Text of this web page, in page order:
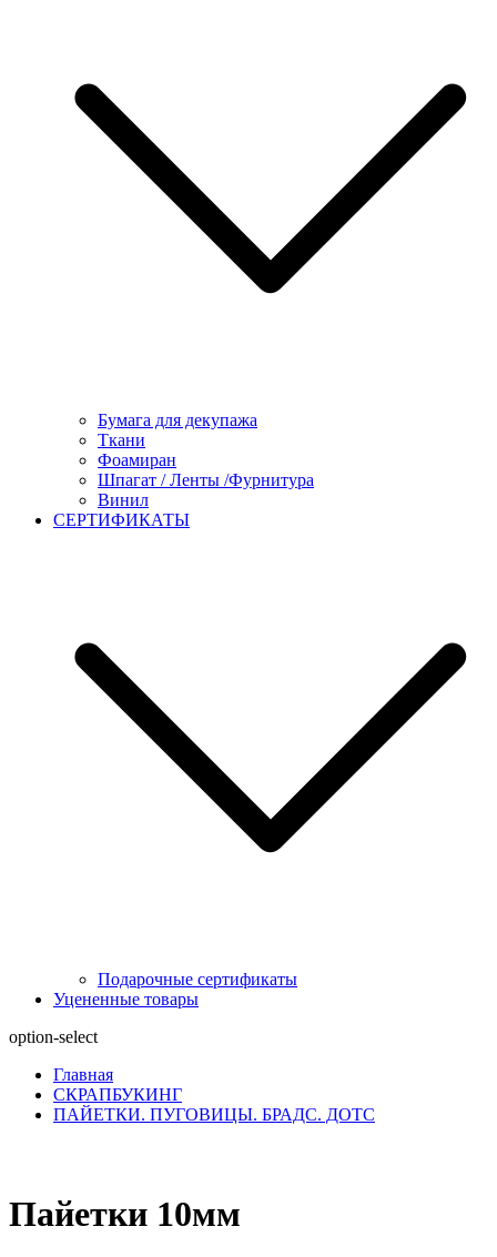
Бумага для декупажа
Ткани
Фоамиран
Шпагат / Ленты /Фурнитура
Винил
СЕРТИФИКАТЫ
Подарочные сертификаты
Уцененные товары
option-select
Главная
СКРАПБУКИНГ
ПАЙЕТКИ. ПУГОВИЦЫ. БРАДС. ДОТС
Пайетки 10мм